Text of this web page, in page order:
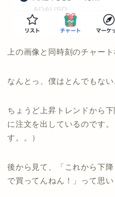
上の画像と同時刻のチャート
なんとっ、僕はとんでもない
ちょうど上昇トレンドから
に注文を出しているのです
す。。）
後から見て、「これから下
で買ってんねん！」って思